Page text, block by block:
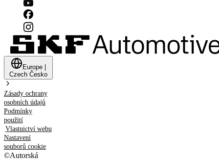
Europe
Czech Česko
Zásady ochrany
osobních údajů
Podmínky
použití
Vlastnictví webu
Nastavení
souborů cookie
©Autorská